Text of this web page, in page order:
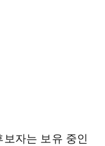
자는 보유 중인